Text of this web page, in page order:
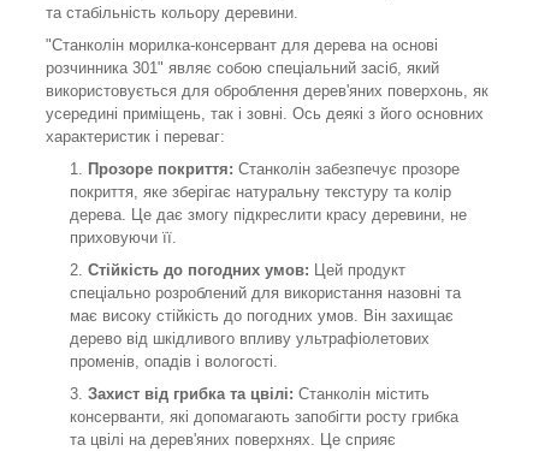
та стабільність кольору деревини.
"Станколін морилка-консервант для дерева на основі
розчинника 301" являє собою спеціальний засіб, який
використовується для оброблення дерев'яних поверхонь, як
усередині приміщень, так і зовні. Ось деякі з його основних
характеристик і переваг:
Прозоре покриття: Станколін забезпечує прозоре
покриття, яке зберігає натуральну текстуру та колір
дерева. Це дає змогу підкреслити красу деревини, не
приховуючи її.
Стійкість до погодних умов: Цей продукт
спеціально розроблений для використання назовні та
має високу стійкість до погодних умов. Він захищає
дерево від шкідливого впливу ультрафіолетових
променів, опадів і вологості.
Захист від грибка та цвілі: Станколін містить
консерванти, які допомагають запобігти росту грибка
та цвілі на дерев'яних поверхнях. Це сприяє